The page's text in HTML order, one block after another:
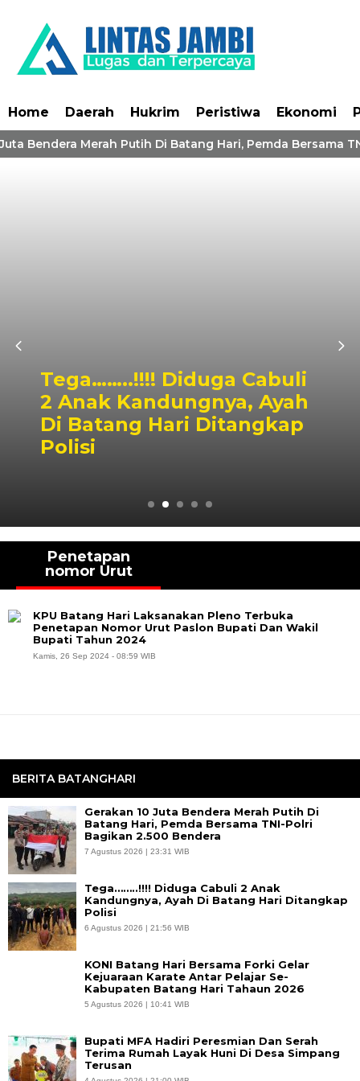
Home Daerah Hukrim Peristiwa Ekonomi
Bendera Merah Putih Di Batang Hari, Pemda Bersama
Tega……..!!!! Diduga Cabuli
2 Anak Kandungnya, Ayah
Di Batang Hari Ditangkap
Polisi
BERITA BATANGHARI
Gerakan 10 Juta Bendera Merah Putih Di
Batang Hari, Pemda Bersama TNI-Polri
Bagikan 2.500 Bendera
7 Agustus 2026 | 23:31 WIB
Tega……..!!!! Diduga Cabuli 2 Anak
Kandungnya, Ayah Di Batang Hari Ditangkap
Polisi
6 Agustus 2026 | 21:56 WIB
KONI Batang Hari Bersama Forki Gelar
Kejuaraan Karate Antar Pelajar Se-
Kabupaten Batang Hari Tahaun 2026
5 Agustus 2026 | 10:41 WIB
Bupati MFA Hadiri Peresmian Dan Serah
Terima Rumah Layak Huni Di Desa Simpang
Terusan
Penetapan
nomor Urut
KPU Batang Hari Laksanakan Pleno Terbuka
Penetapan Nomor Urut Paslon Bupati Dan Wakil
Bupati Tahun 2024
Kamis, 26 Sep 2024 - 08:59 WIB